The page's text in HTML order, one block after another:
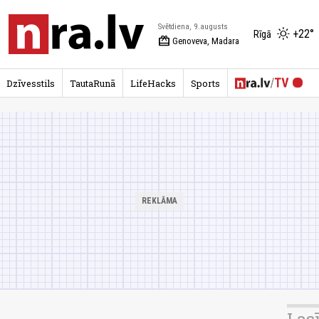
Svētdiena, 9.augusts
redeem Genoveva, Madara
Rīgā +22°
Dzīvesstils TautaRunā LifeHacks Sports